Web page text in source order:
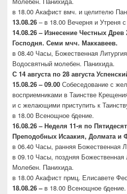
в 18.00 Акафист вмч. и целителю
13.08.26 – в 18.00 Вечерня и Утреня
14.08.26 – Изнесение Честных
Господня. Семи мчч. Маккавеев.
в 08.40 Часы, Божественная
Водосвятный молебен. Панихида.
С 14 августа по 28 августа
15.08.26 – 09.00 Собеседование с
восприемниками в Таинстве
и с желающими приступить к
в 18.00 Всенощное бдение.
16.08.26 – Неделя 11-я по
Преподобных Исаакия, Долмата и
в 06.40 Часы, ранняя Божественная
в 09.10 Часы, поздняя Божественная
Молебен. Панихида.
в 18.00 Акафист прмц. Елисавете
18.08.26 –в 18.00 Всенощное бдение.